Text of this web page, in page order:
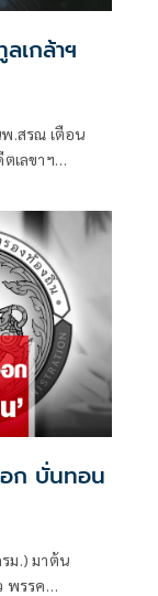
เกล้าฯ
.สรณ เตือน
เลขาฯ
ก บั่นทอน
ม.) มาต้น
พรรค